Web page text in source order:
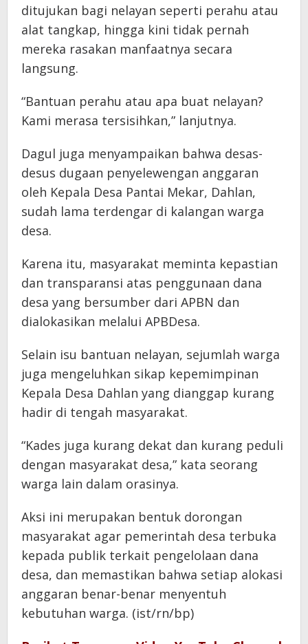
ditujukan bagi nelayan seperti perahu atau
alat tangkap, hingga kini tidak pernah
mereka rasakan manfaatnya secara
langsung.
“Bantuan perahu atau apa buat nelayan?
Kami merasa tersisihkan,” lanjutnya.
Dagul juga menyampaikan bahwa desas-
desus dugaan penyelewengan anggaran
oleh Kepala Desa Pantai Mekar, Dahlan,
sudah lama terdengar di kalangan warga
desa.
Karena itu, masyarakat meminta kepastian
dan transparansi atas penggunaan dana
desa yang bersumber dari APBN dan
dialokasikan melalui APBDesa.
Selain isu bantuan nelayan, sejumlah warga
juga mengeluhkan sikap kepemimpinan
Kepala Desa Dahlan yang dianggap kurang
hadir di tengah masyarakat.
“Kades juga kurang dekat dan kurang peduli
dengan masyarakat desa,” kata seorang
warga lain dalam orasinya.
Aksi ini merupakan bentuk dorongan
masyarakat agar pemerintah desa terbuka
kepada publik terkait pengelolaan dana
desa, dan memastikan bahwa setiap alokasi
anggaran benar-benar menyentuh
kebutuhan warga. (ist/rn/bp)